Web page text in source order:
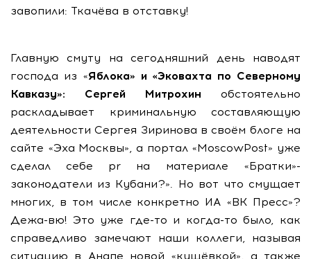
завопили: Ткачёва в отставку!
Главную смуту на сегодняшний день наводят
господа из «Яблока» и «Эковахта по Северному
Кавказу»: Сергей Митрохин обстоятельно
раскладывает криминальную составляющую
деятельности Сергея Зиринова в своём блоге на
сайте «Эха Москвы», а портал «MoscowPost» уже
сделал себе pr на материале «Братки»-
законодатели из Кубани?». Но вот что смущает
многих, в том числе конкретно ИА «ВК Пресс»?
Дежа-вю! Это уже где-то и когда-то было, как
справедливо замечают наши коллеги, называя
ситуацию в Анапе новой «кущёвкой», а также